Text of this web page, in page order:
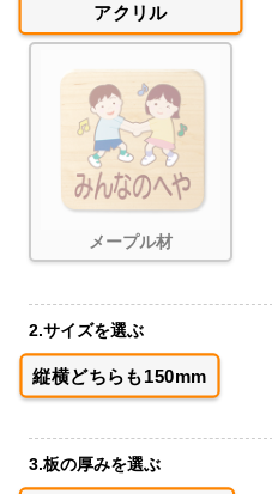
アクリル
メープル材
2.サイズを選ぶ
縦横どちらも150mm
3.板の厚みを選ぶ